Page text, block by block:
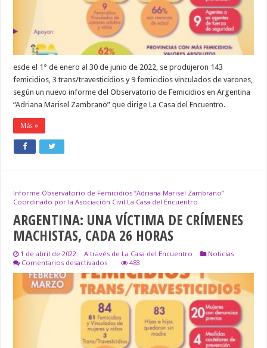
AÑO,
SE
PRODUJERON
143
FEMICIDIOS,3
TRANS-
Y
9
VINCULADOS
esde el 1° de enero al 30 de junio de 2022, se produjeron 143
femicidios, 3 trans/travesticidios y 9 femicidios vinculados de varones,
según un nuevo informe del Observatorio de Femicidios en Argentina
“Adriana Marisel Zambrano” que dirige La Casa del Encuentro.
Más »
Informe Observatorio de Femicidios “Adriana Marisel Zambrano”
Coordinado por la Asociación Civil La Casa del Encuentro
ARGENTINA: UNA VÍCTIMA DE CRÍMENES
MACHISTAS, CADA 26 HORAS
1 de abril de 2022 A través de La Casa del Encuentro
Noticias
Comentarios desactivadosen
ARGENTINA:
UNA
VÍCTIMA
DE
CRÍMENES
MACHISTAS,
CADA
26
HORAS
483